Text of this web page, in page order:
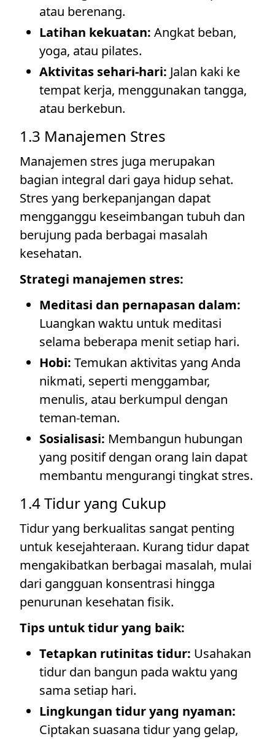
atau berenang.
Latihan kekuatan: Angkat beban,
yoga, atau pilates.
Aktivitas sehari-hari: Jalan kaki ke
tempat kerja, menggunakan tangga,
atau berkebun.
1.3 Manajemen Stres
Manajemen stres juga merupakan
bagian integral dari gaya hidup sehat.
Stres yang berkepanjangan dapat
mengganggu keseimbangan tubuh dan
berujung pada berbagai masalah
kesehatan.
Strategi manajemen stres:
Meditasi dan pernapasan dalam:
Luangkan waktu untuk meditasi
selama beberapa menit setiap hari.
Hobi: Temukan aktivitas yang Anda
nikmati, seperti menggambar,
menulis, atau berkumpul dengan
teman-teman.
Sosialisasi: Membangun hubungan
yang positif dengan orang lain dapat
membantu mengurangi tingkat stres.
1.4 Tidur yang Cukup
Tidur yang berkualitas sangat penting
untuk kesejahteraan. Kurang tidur dapat
mengakibatkan berbagai masalah, mulai
dari gangguan konsentrasi hingga
penurunan kesehatan fisik.
Tips untuk tidur yang baik:
Tetapkan rutinitas tidur: Usahakan
tidur dan bangun pada waktu yang
sama setiap hari.
Lingkungan tidur yang nyaman:
Ciptakan suasana tidur yang gelap,